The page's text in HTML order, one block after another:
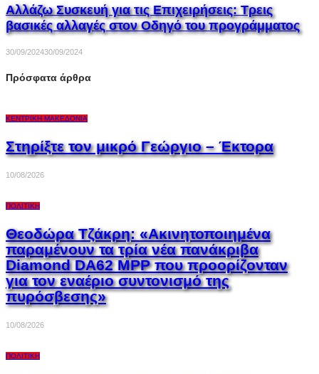
Αλλάζω Συσκευή για τις Επιχειρήσεις: Τρεις
βασικές αλλαγές στον Οδηγό του προγράμματος
30/09/202430/09/2024
Πρόσφατα άρθρα
ΚΕΝΤΡΙΚΉ ΜΑΚΕΔΟΝΊΑ
Στηρίξτε τον μικρό Γεώργιο – Έκτορα
10/08/2026
ΠΟΛΙΤΙΚΉ
Θεοδώρα Τζάκρη: «Ακινητοποιημένα
παραμένουν τα τρία νέα πανάκριβα
Diamond DA62 MPP που προορίζονταν
για τον εναέριο συντονισμό της
πυρόσβεσης»
10/08/2026
ΠΟΛΙΤΙΚΉ